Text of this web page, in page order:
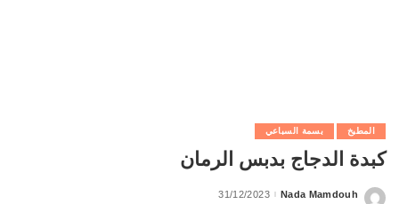
المطبخ بسمة السباعي
كبدة الدجاج بدبس الرمان
Posted
Nada Mamdouh
31/12/2023